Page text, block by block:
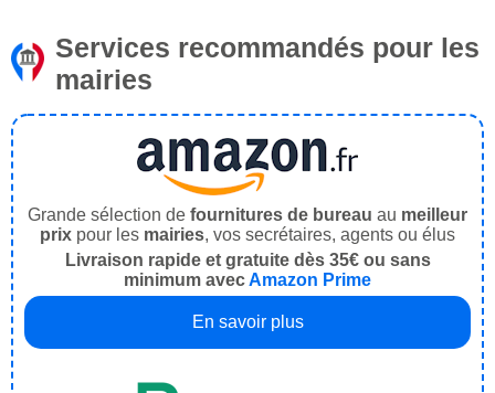
Services recommandés pour les
mairies
Grande sélection de fournitures de bureau au meilleur
prix pour les mairies, vos secrétaires, agents ou élus
Livraison rapide et gratuite dès 35€ ou sans
minimum avecAmazon Prime
En savoir plus